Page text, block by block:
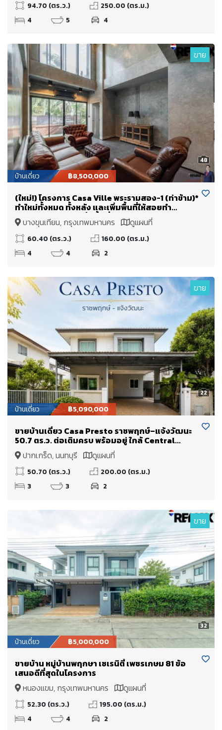
94.70 (ตร.ว.)
250.00 (ตร.ม.)
4
5 4
48
ขาย
บ้านเดี่ยว ฿8,500,000
(ใหม่!) โครงการ Casa Ville พระรามสอง-1 (ท่าข้าม)*
ทำใหม่ทั้งหมด ทั้งหลัง และเพิ่มพื้นที่ให้สอยทำ
Double Volume เพิ่มพื้นที่ใช้สอย + จาก 160 ตร.ม.
(+80 เป็นเกือบ 240 ตร.ม.)
บางขุนเทียน, กรุงเทพมหานคร ดูแผนที่
60.40 (ตร.ว.)
160.00 (ตร.ม.)
4
4 2
22
ขาย
บ้านเดี่ยว ฿5,090,000
ขายบ้านเดี่ยว Casa Presto ราชพฤกษ์–แจ้งวัฒนะ
50.7 ตร.ว. ต่อเติมครบ พร้อมอยู่ ใกล้ Central
Westgate และโรงเรียนนานาชาติ DBS ราคา 5.09
ล้านบาท
ปากเกร็ด, นนทบุรี ดูแผนที่
50.70 (ตร.ว.)
200.00 (ตร.ม.)
3
3 2
32
ขาย
บ้านเดี่ยว ฿5,000,000
ขายบ้าน หมู่บ้านพฤกษา เซเรนิตี้ เพชรเกษม 81 ข้อ
เสนอดีที่สุดในโครงการ
หนองแขม, กรุงเทพมหานคร
ดูแผนที่
52.30 (ตร.ว.)
195.00 (ตร.ม.)
4
4 2